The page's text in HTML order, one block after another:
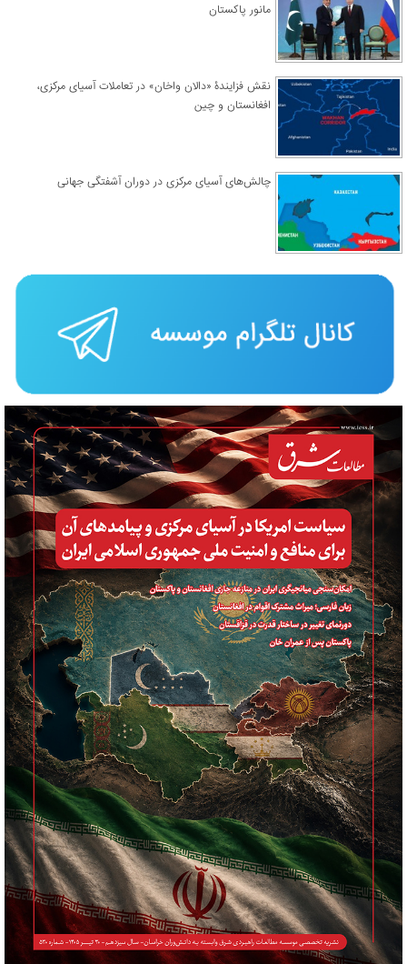
مانور پاکستان
نقش فزایندۀ «دالان واخان» در تعاملات آسیای مرکزی،
افغانستان و چین
چالش‌های آسیای مرکزی در دوران آشفتگی جهانی